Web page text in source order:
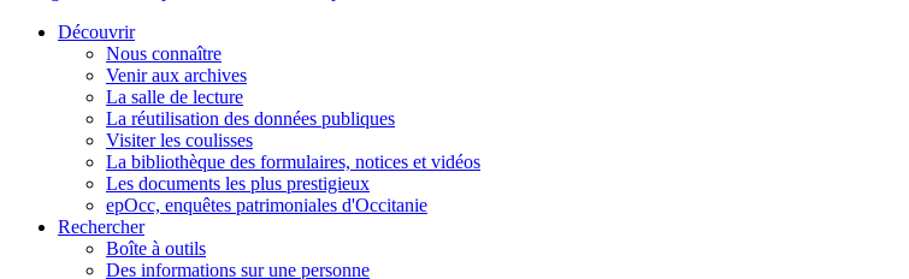
Découvrir
Nous connaître
Venir aux archives
La salle de lecture
La réutilisation des données publiques
Visiter les coulisses
La bibliothèque des formulaires, notices et vidéos
Les documents les plus prestigieux
epOcc, enquêtes patrimoniales d'Occitanie
Rechercher
Boîte à outils
Des informations sur une personne